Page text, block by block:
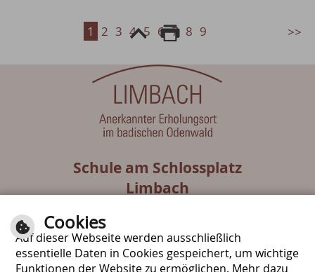
1 2 3 4 5 6 7 8 9
Schule am Schlossplatz
Limbach
Muckentaler Straße 8
74838 Limbach
Tel.: 06287-9287130
Cookies
Auf dieser Webseite werden ausschließlich
essentielle Daten in Cookies gespeichert, um wichtige
Funktionen der Website zu ermöglichen. Mehr dazu